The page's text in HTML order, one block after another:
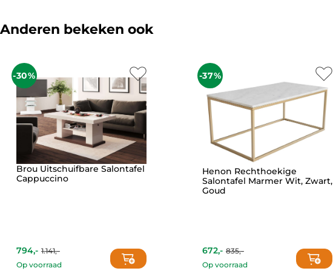
Anderen bekeken ook
-30%
Brou Uitschuifbare Salontafel
Cappuccino
794,-
Current
price
1.141,-
Original
price
Op voorraad
-37%
Henon Rechthoekige
Salontafel Marmer Wit, Zwart,
Goud
835,-
672,-
Op voorraad